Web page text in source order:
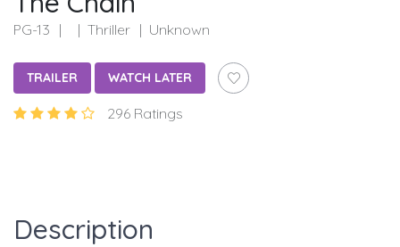
PG-13 Thriller Unknown
TRAILER WATCH LATER
296 Ratings
Description